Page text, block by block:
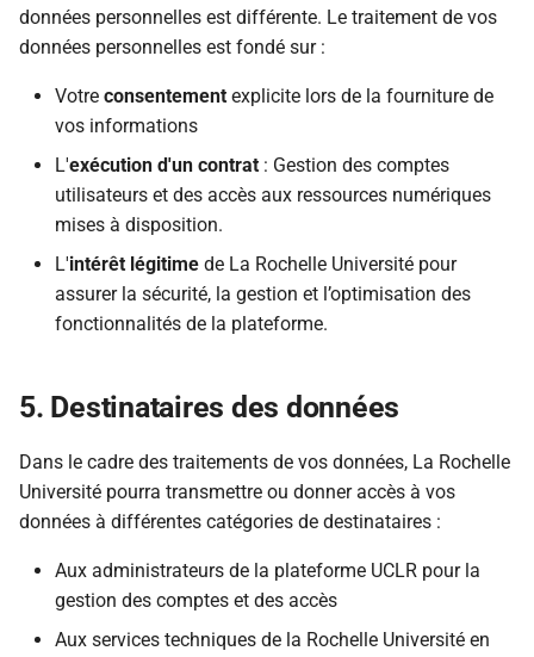
données personnelles est différente. Le traitement de vos
données personnelles est fondé sur :
Votre consentement explicite lors de la fourniture de
vos informations
L'exécution d'un contrat : Gestion des comptes
utilisateurs et des accès aux ressources numériques
mises à disposition.
L'intérêt légitime de La Rochelle Université pour
assurer la sécurité, la gestion et l’optimisation des
fonctionnalités de la plateforme.
5. Destinataires des données
Dans le cadre des traitements de vos données, La Rochelle
Université pourra transmettre ou donner accès à vos
données à différentes catégories de destinataires :
Aux administrateurs de la plateforme UCLR pour la
gestion des comptes et des accès
Aux services techniques de la Rochelle Université en